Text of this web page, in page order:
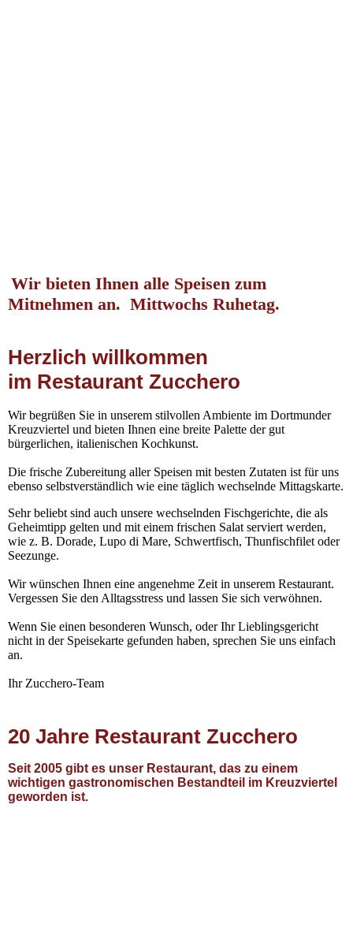
Wir bieten Ihnen alle Speisen zum
Mitnehmen an. Mittwochs Ruhetag.
Herzlich willkommen
im Restaurant Zucchero
Wir begrüßen Sie in unserem stilvollen Ambiente im Dortmunder
Kreuzviertel und bieten Ihnen eine breite Palette der gut
bürgerlichen, italienischen Kochkunst.
Die frische Zubereitung aller Speisen mit besten Zutaten ist für uns
ebenso selbstverständlich wie eine täglich wechselnde Mittagskarte.
Sehr beliebt sind auch unsere wechselnden Fischgerichte, die als
Geheimtipp gelten und mit einem frischen Salat serviert werden,
wie z. B. Dorade, Lupo di Mare, Schwertfisch, Thunfischfilet oder
Seezunge.
Wir wünschen Ihnen eine angenehme Zeit in unserem Restaurant.
Vergessen Sie den Alltagsstress und lassen Sie sich verwöhnen.
Wenn Sie einen besonderen Wunsch, oder Ihr Lieblingsgericht
nicht in der Speisekarte gefunden haben, sprechen Sie uns einfach
an.
Ihr Zucchero-Team
20 Jahre Restaurant Zucchero
Seit 2005 gibt es unser Restaurant, das zu einem
wichtigen gastronomischen Bestandteil im Kreuzviertel
geworden ist.